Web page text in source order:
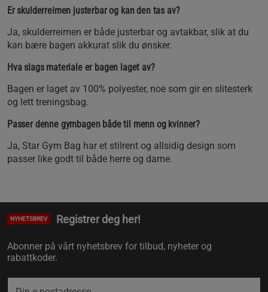
Er skulderreimen justerbar og kan den tas av?
Ja, skulderreimen er både justerbar og avtakbar, slik at du
kan bære bagen akkurat slik du ønsker.
Hva slags materiale er bagen laget av?
Bagen er laget av 100% polyester, noe som gir en slitesterk
og lett treningsbag.
Passer denne gymbagen både til menn og kvinner?
Ja, Star Gym Bag har et stilrent og allsidig design som
passer like godt til både herre og dame.
NYHETSBREV Registrer deg her!
Abonner på vårt nyhetsbrev for tilbud, nyheter og
rabattkoder.